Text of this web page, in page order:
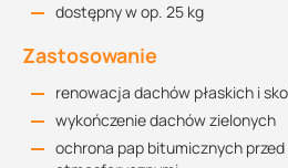
dostępny w op. 25 kg
Zastosowanie
renowacja dachów płaskich i
wykończenie dachów zielonych
ochrona pap bitumicznych